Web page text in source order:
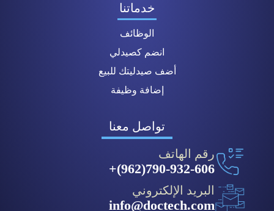
خدماتنا
الوظائف
انضم كصيدلي
أضف صيدليتك للبيع
إضافة وظيفة
تواصل معنا
رقم الهاتف
790-932-606(962)+
البريد الإلكتروني
info@doctech.com